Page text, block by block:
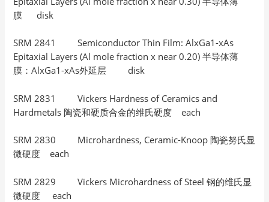
膜 disk
SRM 2841 Semiconductor Thin Film: AlxGa1-xAs
Epitaxial Layers (Al mole fraction x near 0.20) 半导体薄
膜：AlxGa1-xAs外延层 disk
SRM 2831 Vickers Hardness of Ceramics and
Hardmetals 陶瓷和硬质合金的维氏硬度 each
SRM 2830 Microhardness, Ceramic-Knoop 陶瓷努氏显
微硬度 each
SRM 2829 Vickers Microhardness of Steel 钢的维氏显
微硬度 each